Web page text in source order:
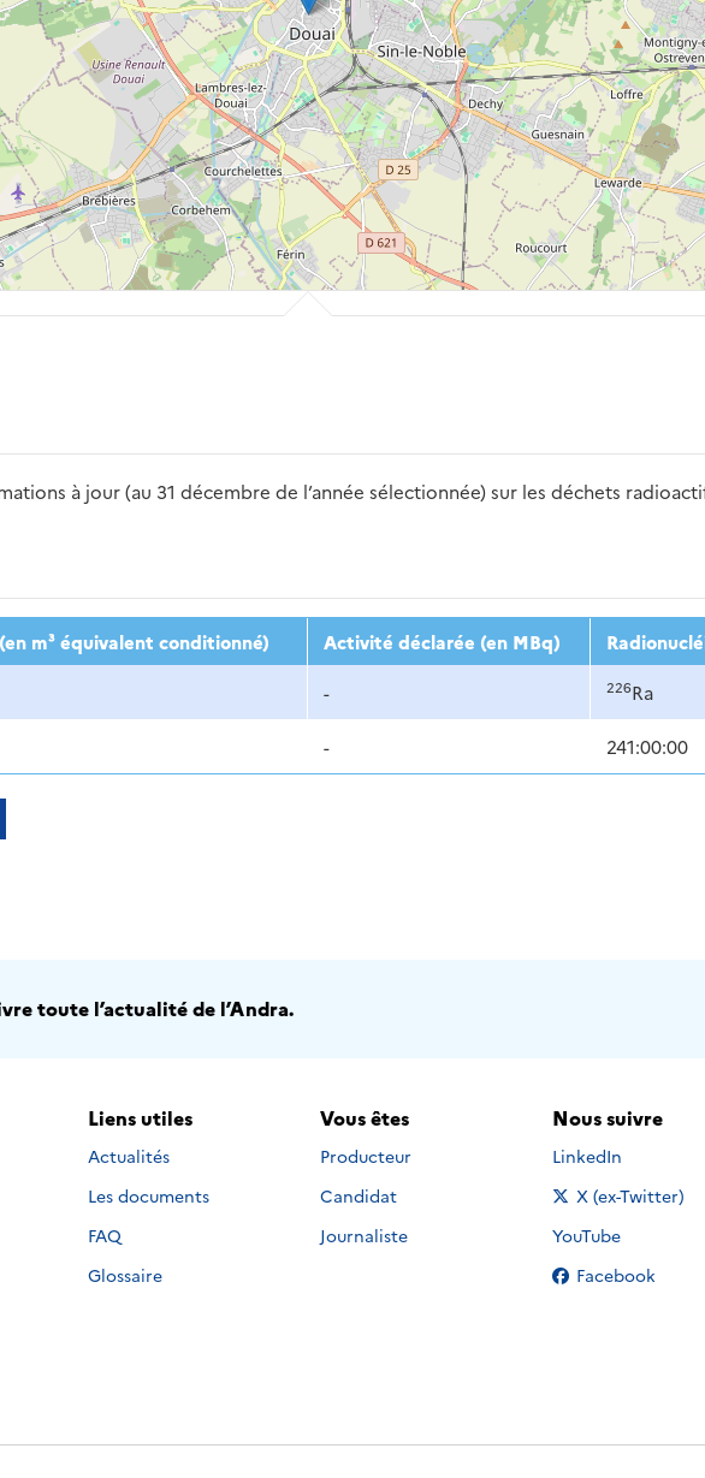
à jour (au 31 décembre de l’année sélectionnée) sur les déchets
2016 2017 2018 2019 2020
m³ équivalent conditionné) Activité déclarée (en MBq)
- 226Ra
- 241:00:00
toute l’actualité de l’Andra.
Liens utiles
Actualités
Les documents
FAQ
Glossaire
Vous êtes
Producteur
Candidat
Journaliste
Nous suivre
Nous suivre sur
LinkedIn
Nous suivre sur
X (ex-Twitter)
Nous suivre sur
YouTube
Nous suivre sur
Facebook